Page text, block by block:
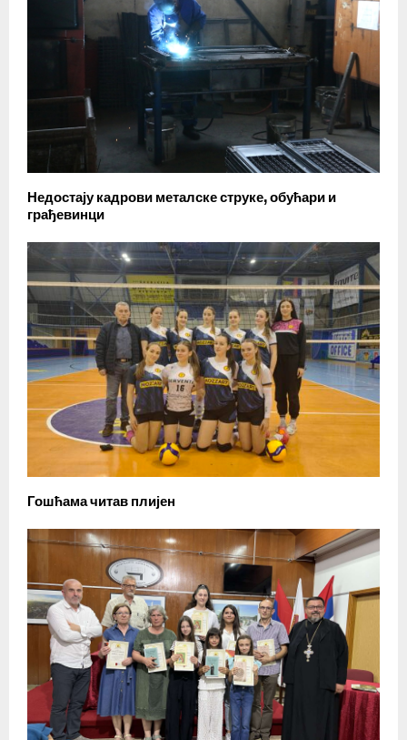
Недостају кадрови металске струке, обућари и
грађевинци
Гошћама читав плијен